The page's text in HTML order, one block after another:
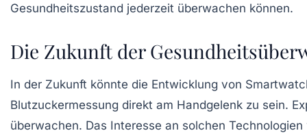
Gesundheitszustand jederzeit überwachen können.
Die Zukunft der
In der Zukunft könnte die Entwicklung von
Blutzuckermessung direkt am Handgelenk zu sein.
überwachen. Das Interesse an solchen